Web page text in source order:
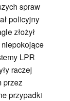
spraw
policyjny
złożył
LPR
raczej
przez
przypadki